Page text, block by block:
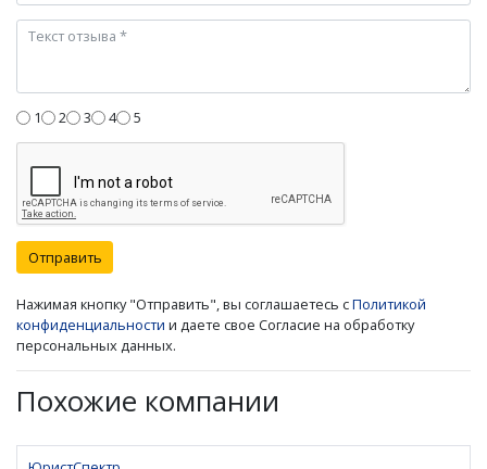
1 2 3 4 5
Отправить
Нажимая кнопку "Отправить", вы соглашаетесь сПолитикой
конфиденциальности и даете свое Согласие на обработку
персональных данных.
Похожие компании